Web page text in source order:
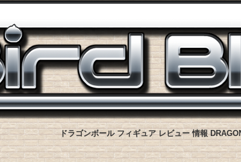
ドラゴンボール フィギュア レビュー 情報